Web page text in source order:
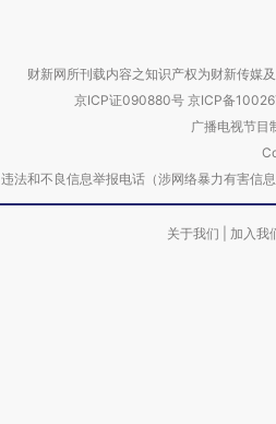
财新网所刊载内容之知识产权为财新传媒
京ICP证090880号 京ICP备
广播电视节目
违法和不良信息举报电话（涉网络暴力有害
关于我们 加入我